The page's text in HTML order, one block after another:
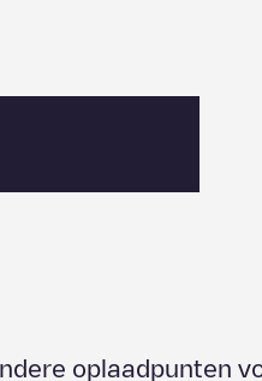
oplaadpunten